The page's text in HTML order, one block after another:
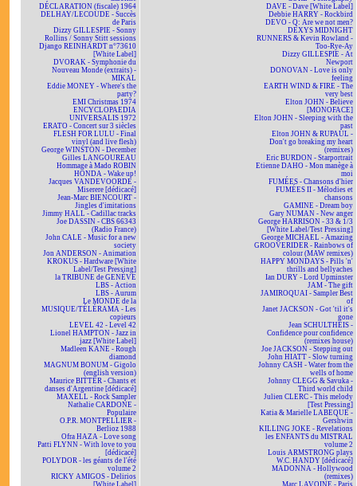
DÉCLARATION (fiscale) 1964
DELHAY/LECOUDE - Succès
de Paris
Dizzy GILLESPIE - Sonny
Rollins / Sonny Stitt sessions
Django REINHARDT n°73610
[White Label]
DVORAK - Symphonie du
Nouveau Monde (extraits) -
MIKAL
Eddie MONEY - Where's the
party?
EMI Christmas 1974
ENCYCLOPAEDIA
UNIVERSALIS 1972
ERATO - Concert sur 3 siècles
FLESH FOR LULU - Final
vinyl (and live flesh)
George WINSTON - December
Gilles LANGOUREAU
Hommage à Mado ROBIN
HONDA - Wake up!
Jacques VANDEVOORDE -
Miserere [dédicacé]
Jean-Marc BIENCOURT -
Jingles d'imitations
Jimmy HALL - Cadillac tracks
Joe DASSIN - CBS 66343
(Radio France)
John CALE - Music for a new
society
Jon ANDERSON - Animation
KROKUS - Hardware [White
Label/Test Pressing]
la TRIBUNE de GENÈVE
LBS - Action
LBS - Aurum
Le MONDE de la
MUSIQUE/TÉLÉRAMA - Les
copieurs
LEVEL 42 - Level 42
Lionel HAMPTON - Jazz in
jazz [White Label]
Madleen KANE - Rough
diamond
MAGNUM BONUM - Gigolo
(english version)
Maurice BITTER - Chants et
danses d'Argentine [dédicacé]
MAXELL - Rock Sampler
Nathalie CARDONE -
Populaire
O.P.R. MONTPELLIER -
Berlioz 1988
Ofra HAZA - Love song
Patti FLYNN - With love to you
[dédicacé]
POLYDOR - les géants de l'été
volume 2
RICKY AMIGOS - Delirios
[White Label]
DAVE - Dave [White Label]
Debbie HARRY - Rockbird
DEVO - Q: Are we not men?
DEXYS MIDNIGHT
RUNNERS & Kevin Rowland -
Too-Rye-Ay
Dizzy GILLESPIE - At
Newport
DONOVAN - Love is only
feeling
EARTH WIND & FIRE - The
very best
Elton JOHN - Believe
[MONOFACE]
Elton JOHN - Sleeping with the
past
Elton JOHN & RUPAUL -
Don't go breaking my heart
(remixes)
Eric BURDON - Starportrait
Etienne DAHO - Mon manège à
moi
FUMÉES - Chansons d'hier
FUMÉES II - Mélodies et
chansons
GAMINE - Dream boy
Gary NUMAN - New anger
George HARRISON - 33 & 1/3
[White Label/Test Pressing]
George MICHAEL - Amazing
GROOVERIDER - Rainbows of
colour (MAW remixes)
HAPPY MONDAYS - Pills 'n'
thrills and bellyaches
Ian DURY - Lord Upminster
JAM - The gift
JAMIROQUAI - Sampler Best
of
Janet JACKSON - Got 'til it's
gone
Jean SCHULTHEIS -
Confidence pour confidence
(remixes house)
Joe JACKSON - Stepping out
John HIATT - Slow turning
Johnny CASH - Water from the
wells of home
Johnny CLEGG & Savuka -
Third world child
Julien CLERC - This melody
[Test Pressing]
Katia & Marielle LABEQUE -
Gershwin
KILLING JOKE - Revelations
les ENFANTS du MISTRAL
volume 2
Louis ARMSTRONG plays
W.C. HANDY [dédicacé]
MADONNA - Hollywood
(remixes)
Marc LAVOINE - Paris